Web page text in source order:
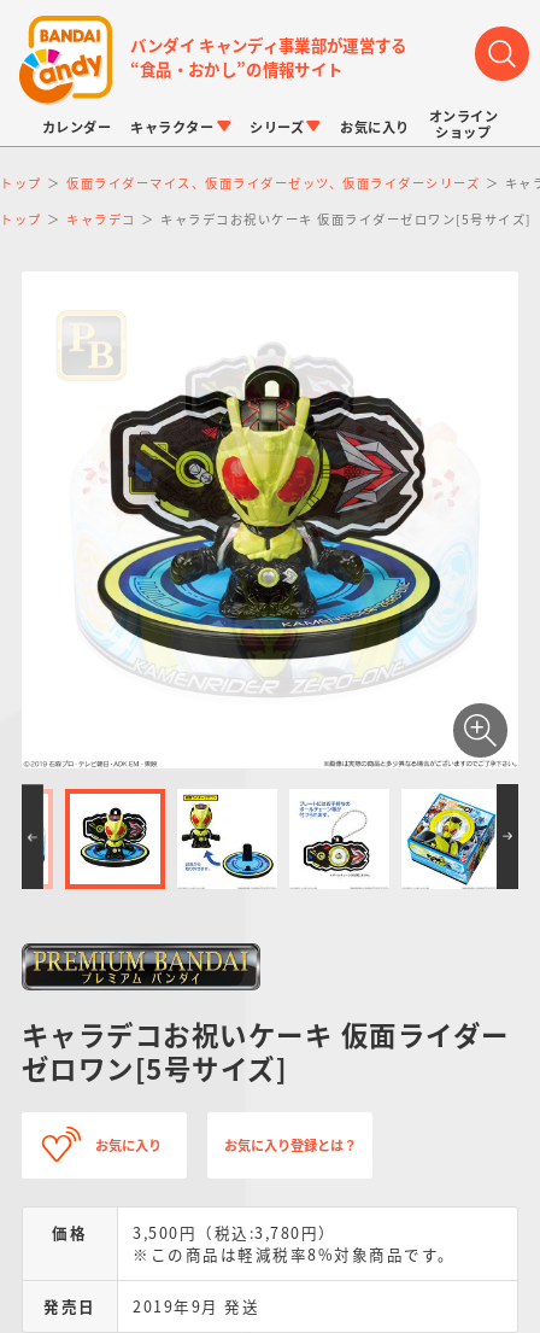
バンダイ キャンディ事業部が運営する
“食品・おかし”の情報サイト
カレンダー キャラクター
LINK TRAVELERS
仮面ライダーシリー
ズ
PROJECT R.E.D.・
スーパー戦隊シリー
ズ
ガンダムシリーズ
ポケットモンスター
アンパンマン
サンリオキャラクタ
ーズ
シリーズ
チョコボックス
キャラパキ
つりグミ
にふぉるめーしょん
＆スクエアシール
ポケモンスケールワ
ールド
キャラデコ
お気に入り
オンライン
ショップ
トップ 仮面ライダーマイス、仮面ライダーゼッツ、仮面ライダーシリーズ キャ
トップ キャラデコ キャラデコお祝いケーキ 仮面ライダーゼロワン[5号サイズ]
キャラデコお祝いケーキ 仮面ライダー
ゼロワン[5号サイズ]
お気に入り お気に入り登録とは？
価格
3,500円（税込:3,780円）
※この商品は軽減税率8%対象商品です。
発売日 2019年9月 発送